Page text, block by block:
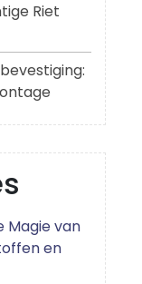
Riet
Magie van
en